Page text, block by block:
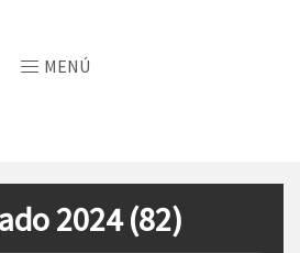
MENÚ
2024 (82)